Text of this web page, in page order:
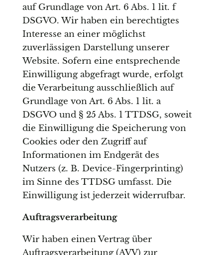
auf Grundlage von Art. 6 Abs. 1 lit. f
DSGVO. Wir haben ein berechtigtes
Interesse an einer möglichst
zuverlässigen Darstellung unserer
Website. Sofern eine entsprechende
Einwilligung abgefragt wurde, erfolgt
die Verarbeitung ausschließlich auf
Grundlage von Art. 6 Abs. 1 lit. a
DSGVO und § 25 Abs. 1 TTDSG, soweit
die Einwilligung die Speicherung von
Cookies oder den Zugriff auf
Informationen im Endgerät des
Nutzers (z. B. Device-Fingerprinting)
im Sinne des TTDSG umfasst. Die
Einwilligung ist jederzeit widerrufbar.
Auftragsverarbeitung
Wir haben einen Vertrag über
Auftragsverarbeitung (AVV) zur